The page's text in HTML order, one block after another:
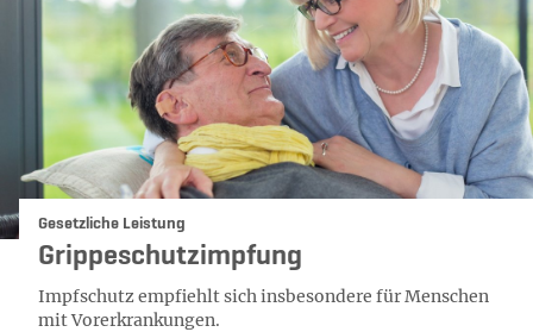
Kategorie:
Gesetzliche Leistung
Grippeschutzimpfung
Impfschutz empfiehlt sich insbesondere für Menschen
mit Vorerkrankungen.